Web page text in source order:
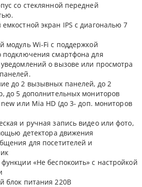
со стеклянной передней
экран IPS с диагональю 7
модуль Wi-Fi с поддержкой
подключения смартфона для
о вызове или просмотра
до 2 вызывных панелей, до 2
до 5 дополнительных мониторов
или Mia HD (до 3- доп. мониторов
и ручная запись видео или фото,
детектора движения
для посетителей и
«Не беспокоить» с настройкой
блок питания 220В